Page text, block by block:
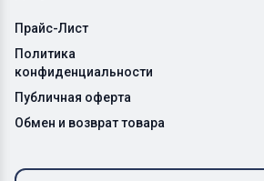
Прайс-Лист
Политика
конфиденциальности
Публичная оферта
Обмен и возврат товара